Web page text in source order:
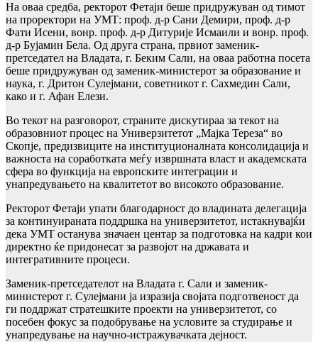
На оваа средба, ректорот Фетаји беше придружуван од тимот
на проректори на УМТ: проф. д-р Сани Демири, проф. д-р
Фати Исени, вонр. проф. д-р Дитурије Исмаили и вонр. проф.
д-р Бујамин Бела. Од друга страна, првиот заменик-
претседател на Владата, г. Беким Сали, на оваа работна посета
беше придружуван од заменик-министерот за образование и
наука, г. Дритон Сулејмани, советникот г. Сахмедин Сали,
како и г. Афан Елези.
Во текот на разговорот, страните дискутираа за текот на
образовниот процес на Универзитетот „Мајка Тереза“ во
Скопје, предизвиците на институционалната консолидација и
важноста на соработката меѓу извршната власт и академската
сфера во функција на европските интеграции и
унапредувањето на квалитетот во високото образование.
Ректорот Фетаји упати благодарност до владината делегација
за континуираната поддршка на универзитетот, истакнувајќи
дека УМТ останува значаен центар за подготовка на кадри кои
директно ќе придонесат за развојот на државата и
интегративните процеси.
Заменик-претседателот на Владата г. Сали и заменик-
министерот г. Сулејмани ја изразија својата подготвеност да
ги поддржат стратешките проекти на универзитетот, со
посебен фокус за подобрување на условите за студирање и
унапредување на научно-истражувачката дејност.